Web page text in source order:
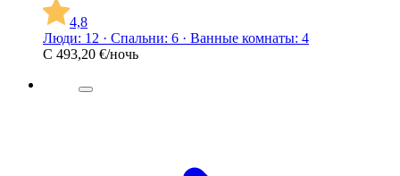
4,8
Люди: 12 · Спальни: 6 · Ванные комнаты: 4
С 493,20 €/ночь